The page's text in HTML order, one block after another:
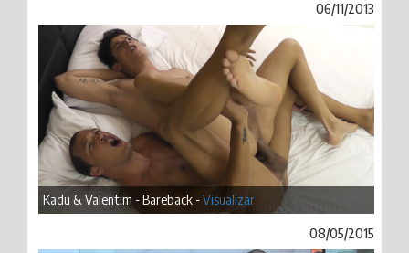
06/11/2013
Kadu & Valentim - Bareback -Visualizar
08/05/2015